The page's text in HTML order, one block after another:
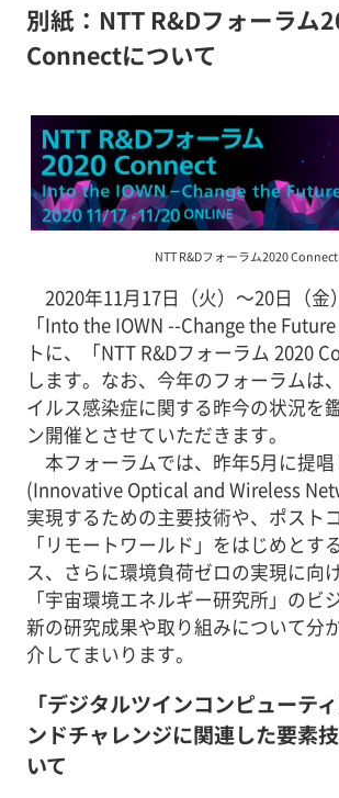
別紙：NTT R&Dフォーラム
Connectについて
NTT R&Dフォーラム2020 Connect
2020年11月17日（火）～20日（金
「Into the IOWN --Change the
トに、「NTT R&Dフォーラム 2020
します。なお、今年のフォーラムは
イルス感染症に関する昨今の状況を
ン開催とさせていただきます。
本フォーラムでは、昨年5月に提唱
(Innovative Optical and Wireless
実現するための主要技術や、ポスト
「リモートワールド」をはじめとす
ス、さらに環境負荷ゼロの実現に向
「宇宙環境エネルギー研究所」のビ
新の研究成果や取り組みについて分
介してまいります。
「デジタルツインコンピューテ
ンドチャレンジに関連した要素
いて